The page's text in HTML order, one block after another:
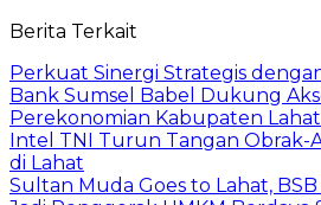
Berita Terkait
Perkuat Sinergi Strategis
Bank Sumsel Babel Dukung
Perekonomian Kabupaten Lahat
Intel TNI Turun Tangan Obrak-
di Lahat
Sultan Muda Goes to Lahat,